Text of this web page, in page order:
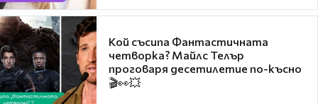
Кой съсипа Фантастичната
четворка? Майлс Телър
проговаря десетилетие по-късно
🎬👀💥